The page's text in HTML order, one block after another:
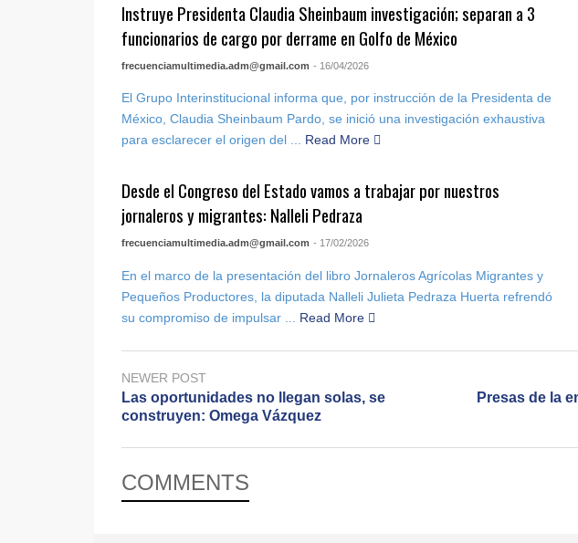
Instruye Presidenta Claudia Sheinbaum investigación; separan a 3
funcionarios de cargo por derrame en Golfo de México
frecuenciamultimedia.adm@gmail.com - 16/04/2026
El Grupo Interinstitucional informa que, por instrucción de la Presidenta de
México, Claudia Sheinbaum Pardo, se inició una investigación exhaustiva
para esclarecer el origen del ... Read More
Desde el Congreso del Estado vamos a trabajar por nuestros
jornaleros y migrantes: Nalleli Pedraza
frecuenciamultimedia.adm@gmail.com - 17/02/2026
En el marco de la presentación del libro Jornaleros Agrícolas Migrantes y
Pequeños Productores, la diputada Nalleli Julieta Pedraza Huerta refrendó
su compromiso de impulsar ...
Read More
NEWER POST
Las oportunidades no llegan solas, se
construyen: Omega Vázquez
Presas de la
COMMENTS